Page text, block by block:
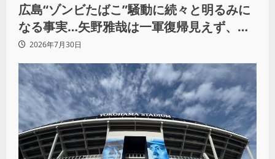
広島“ゾンビたばこ”騒動に続々と明るみに
なる事実…矢野雅哉は一軍復帰見えず、小
園海斗らも写った写真の波紋
2026年7月30日